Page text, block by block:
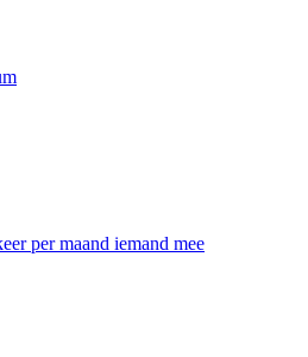
per maand iemand mee